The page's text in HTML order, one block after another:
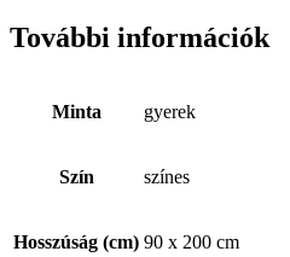
További információk
Minta gyerek
Szín színes
Hosszúság (cm) 90 x 200 cm